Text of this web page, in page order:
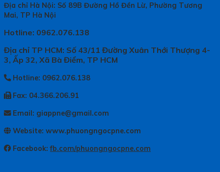
Địa chỉ Hà Nội: Số 89B Đường Hồ Đền Lừ, Phường Tương
Mai, TP Hà Nội
Hotline: 0962.076.138
Địa chỉ TP HCM: Số 43/11 Đường Xuân Thới Thượng 4-
3, Ấp 32, Xã Bà Điểm, TP HCM
Hotline: 0962.076.138
Fax: 04.366.206.91
Email: giappne@gmail.com
Website: www.phuongngocpne.com
Facebook:fb.com/phuongngocpne.com